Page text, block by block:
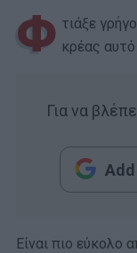
Φ τιάξε
κρέας
Για να
Είναι πιο εύκολο